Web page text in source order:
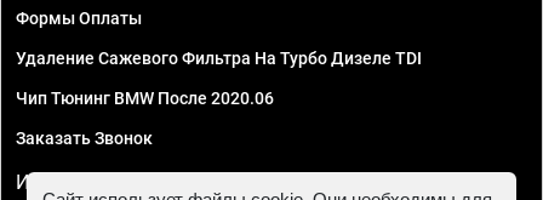
Формы Оплаты
Удаление Сажевого Фильтра На Турбо Дизеле TDI
Чип Тюнинг BMW После 2020.06
Заказать Звонок
ИП Смирнов Георгий Павлович. ИНН 781302555843,